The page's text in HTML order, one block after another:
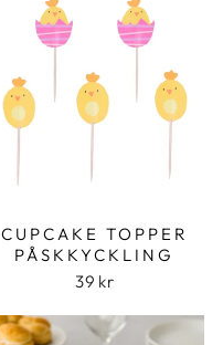
CUPCAKE TOPPER
PÅSKKYCKLING
39 kr